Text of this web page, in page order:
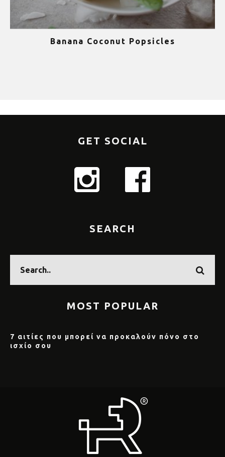
Banana Coconut Popsicles
GET SOCIAL
SEARCH
MOST POPULAR
7 αιτίες που μπορεί να προκαλούν πόνο στο
ισχίο σου